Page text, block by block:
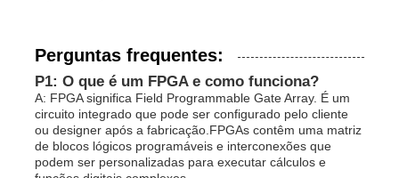
Perguntas frequentes:
P1: O que é um FPGA e como funciona?
A: FPGA significa Field Programmable Gate Array. É um
circuito integrado que pode ser configurado pelo cliente
ou designer após a fabricação.FPGAs contêm uma matriz
de blocos lógicos programáveis e interconexões que
podem ser personalizadas para executar cálculos e